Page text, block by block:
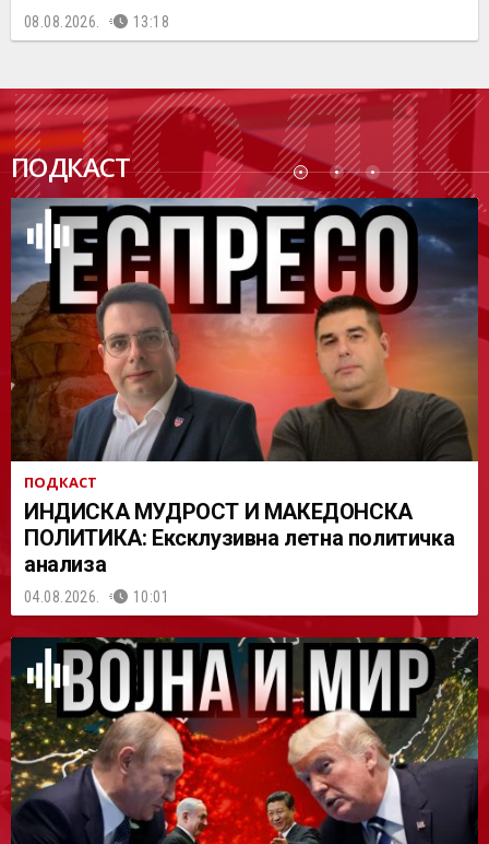
08.08.2026. 13:18
ПОДКАСТ
ПОДК
АСТ
ПОДКАСТ
ИНДИСКА МУДРОСТ И МАКЕДОНСКА
ПОЛИТИКА: Ексклузивна летна политичка
анализа
04.08.2026. 10:01